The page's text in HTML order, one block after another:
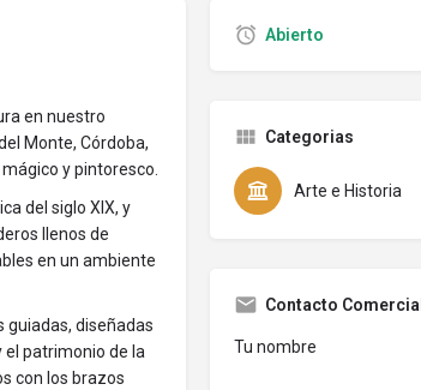
en nuestro
Monte, Córdoba,
y pintoresco.
del siglo XIX, y
llenos de
en un ambiente
diseñadas
patrimonio de la
con los brazos
Abierto
Categorias
Arte e Historia
Contacto Comercial
Tu nombre